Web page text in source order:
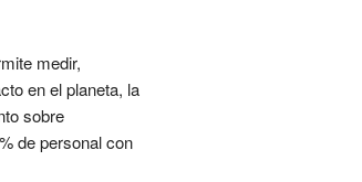
medir,
en el planeta, la
sobre
de personal con